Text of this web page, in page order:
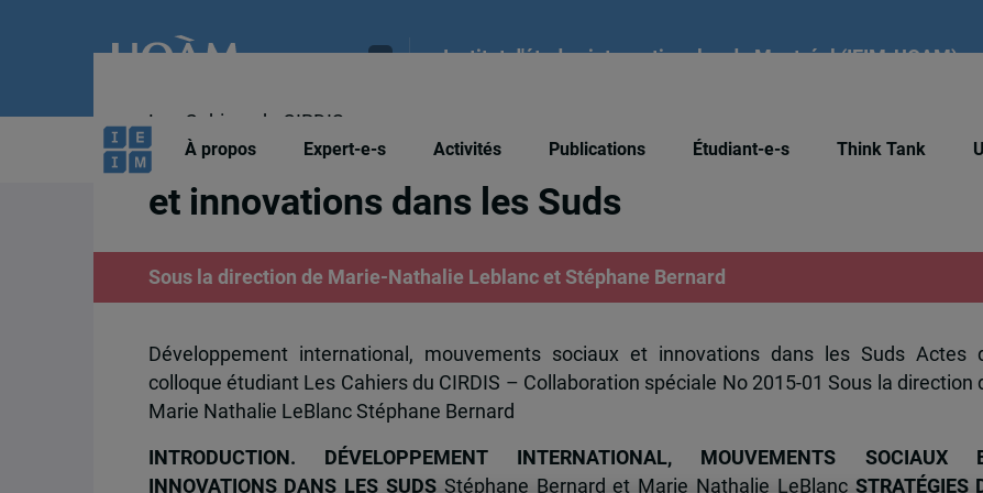
Institut d'études internationales de Montréal (IEIM-UQAM)
À propos Expert-e-s Activités Publications Étudiant-e-s Think Tank
Les Cahiers du CIRDIS
Développement international, mouvements
et innovations dans les Suds
Sous la direction de Marie-Nathalie Leblanc et Stéphane Bernard
Développement international, mouvements sociaux et innovations dans les Suds Actes
colloque étudiant Les Cahiers du CIRDIS – Collaboration spéciale No 2015-01 Sous la direction
Marie Nathalie LeBlanc Stéphane Bernard
INTRODUCTION. DÉVELOPPEMENT INTERNATIONAL, MOUVEMENTS SOCIAUX
INNOVATIONS DANS LES SUDS Stéphane Bernard et Marie Nathalie LeBlanc STRATÉGIES